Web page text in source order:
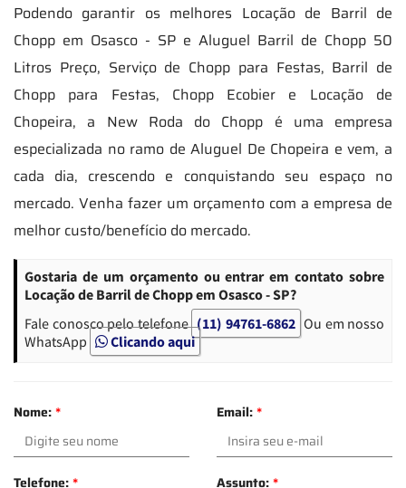
Podendo garantir os melhores Locação de Barril de
Chopp em Osasco - SP e Aluguel Barril de Chopp 50
Litros Preço, Serviço de Chopp para Festas, Barril de
Chopp para Festas, Chopp Ecobier e Locação de
Chopeira, a New Roda do Chopp é uma empresa
especializada no ramo de Aluguel De Chopeira e vem, a
cada dia, crescendo e conquistando seu espaço no
mercado. Venha fazer um orçamento com a empresa de
melhor custo/benefício do mercado.
Gostaria de um orçamento ou entrar em contato sobre
Locação de Barril de Chopp em Osasco - SP?
Fale conosco pelo telefone (11) 94761-6862 Ou em nosso
WhatsApp
Clicando aqui
Nome:* Email:*
Telefone:* Assunto:*